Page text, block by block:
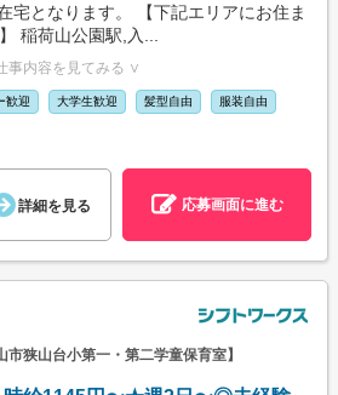
宅となります。 【下記エリアにお住ま
稲荷山公園駅,入...
事内容を見てみる ∨
歓迎 大学生歓迎 髪型自由 服装自由
詳細を見る 応募画面に進む
狭山台小第一・第二学童保育室】